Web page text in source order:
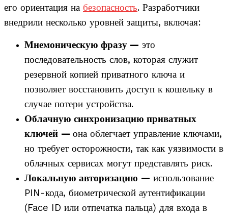
его ориентация на безопасность. Разработчики
внедрили несколько уровней защиты, включая:
Мнемоническую фразу — это
последовательность слов, которая служит
резервной копией приватного ключа и
позволяет восстановить доступ к кошельку в
случае потери устройства.
Облачную синхронизацию приватных
ключей — она облегчает управление ключами,
но требует осторожности, так как уязвимости в
облачных сервисах могут представлять риск.
Локальную авторизацию — использование
PIN-кода, биометрической аутентификации
(Face ID или отпечатка пальца) для входа в